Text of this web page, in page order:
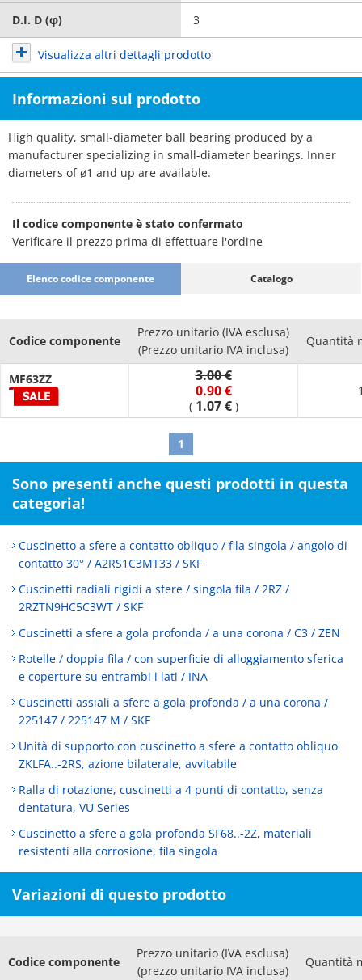
D.I. D (φ) 3
Visualizza altri dettagli prodotto
Informazioni sul prodotto
High quality, small-diameter ball bearing produced by a
manufacturer specializing in small-diameter bearings. Inner
diameters of ø1 and up are available.
Il codice componente è stato confermato
Verificare il prezzo prima di effettuare l'ordine
Elenco codice componente Catalogo
Codice componente
Prezzo unitario (IVA esclusa)
(Prezzo unitario IVA inclusa)
Quantità
MF63ZZ
3.00 €
0.90 €
( 1.07 € )
1
Sono presenti anche questi prodotti in questa
categoria!
Cuscinetto a sfere a contatto obliquo / fila singola / angolo di
contatto 30° / A2RS1C3MT33 / SKF
Cuscinetti radiali rigidi a sfere / singola fila / 2RZ /
2RZTN9HC5C3WT / SKF
Cuscinetti a sfere a gola profonda / a una corona / C3 / ZEN
Rotelle / doppia fila / con superficie di alloggiamento sferica
e coperture su entrambi i lati / INA
Cuscinetti assiali a sfere a gola profonda / a una corona /
225147 / 225147 M / SKF
Unità di supporto con cuscinetto a sfere a contatto obliquo
ZKLFA..-2RS, azione bilaterale, avvitabile
Ralla di rotazione, cuscinetti a 4 punti di contatto, senza
dentatura, VU Series
Cuscinetto a sfere a gola profonda SF68..-2Z, materiali
resistenti alla corrosione, fila singola
Variazioni di questo prodotto
Codice componente
Prezzo unitario (IVA esclusa)
(prezzo unitario IVA inclusa)
Quantità